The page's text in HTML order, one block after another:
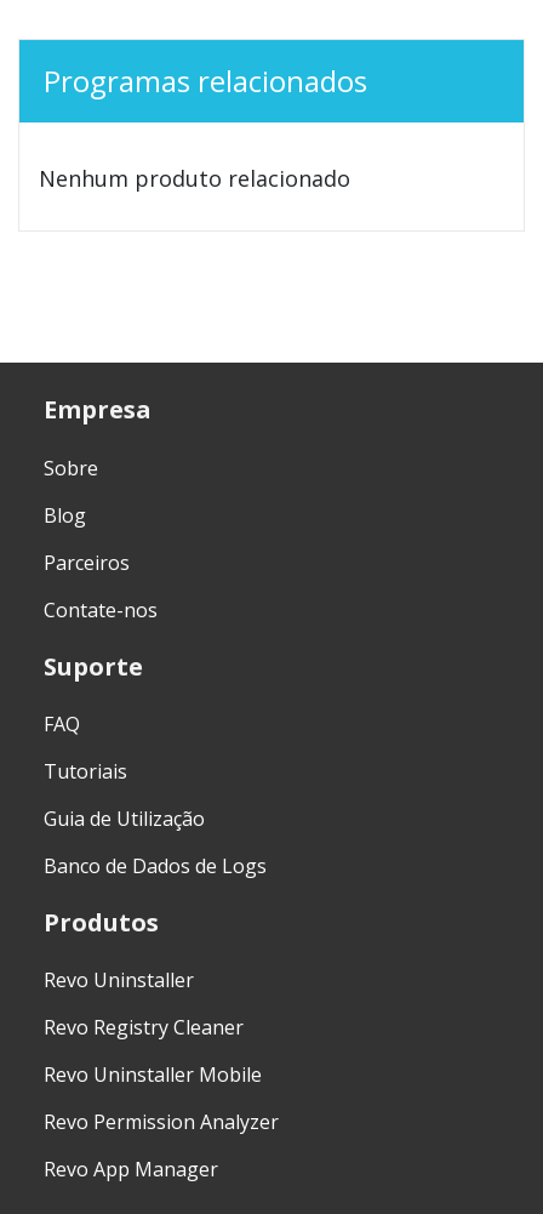
Programas relacionados
Nenhum produto relacionado
Empresa
Sobre
Blog
Parceiros
Contate-nos
Suporte
FAQ
Tutoriais
Guia de Utilização
Banco de Dados de Logs
Produtos
Revo Uninstaller
Revo Registry Cleaner
Revo Uninstaller Mobile
Revo Permission Analyzer
Revo App Manager